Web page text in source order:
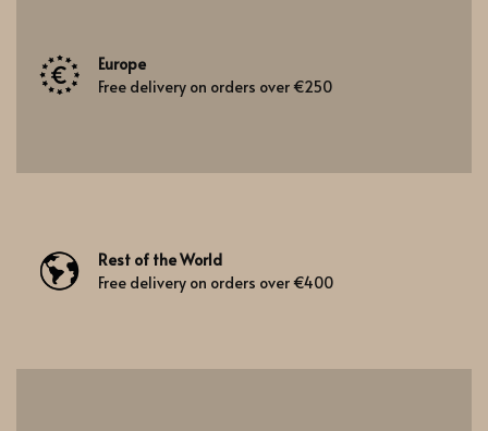
Europe
Free delivery on orders over €250
Rest of the World
Free delivery on orders over €400